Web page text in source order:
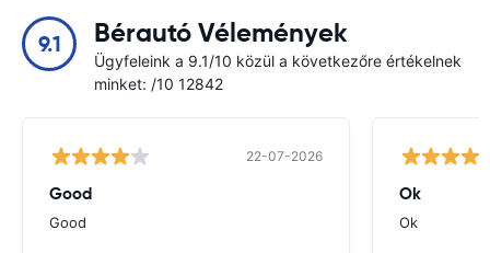
9.1 Bérautó Vélemények
Ügyfeleink a 9.1/10 közül a következőre értékelnek
minket: /10 12842
22-07-2026
Good
Good
Ok
Ok